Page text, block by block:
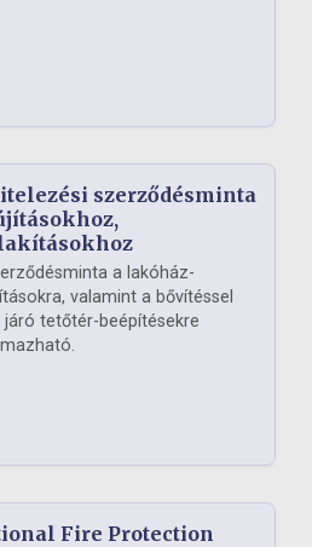
szerződésminta
a lakóház-
valamint a bővítéssel
járó tetőtér-beépítésekre
Fire Protection